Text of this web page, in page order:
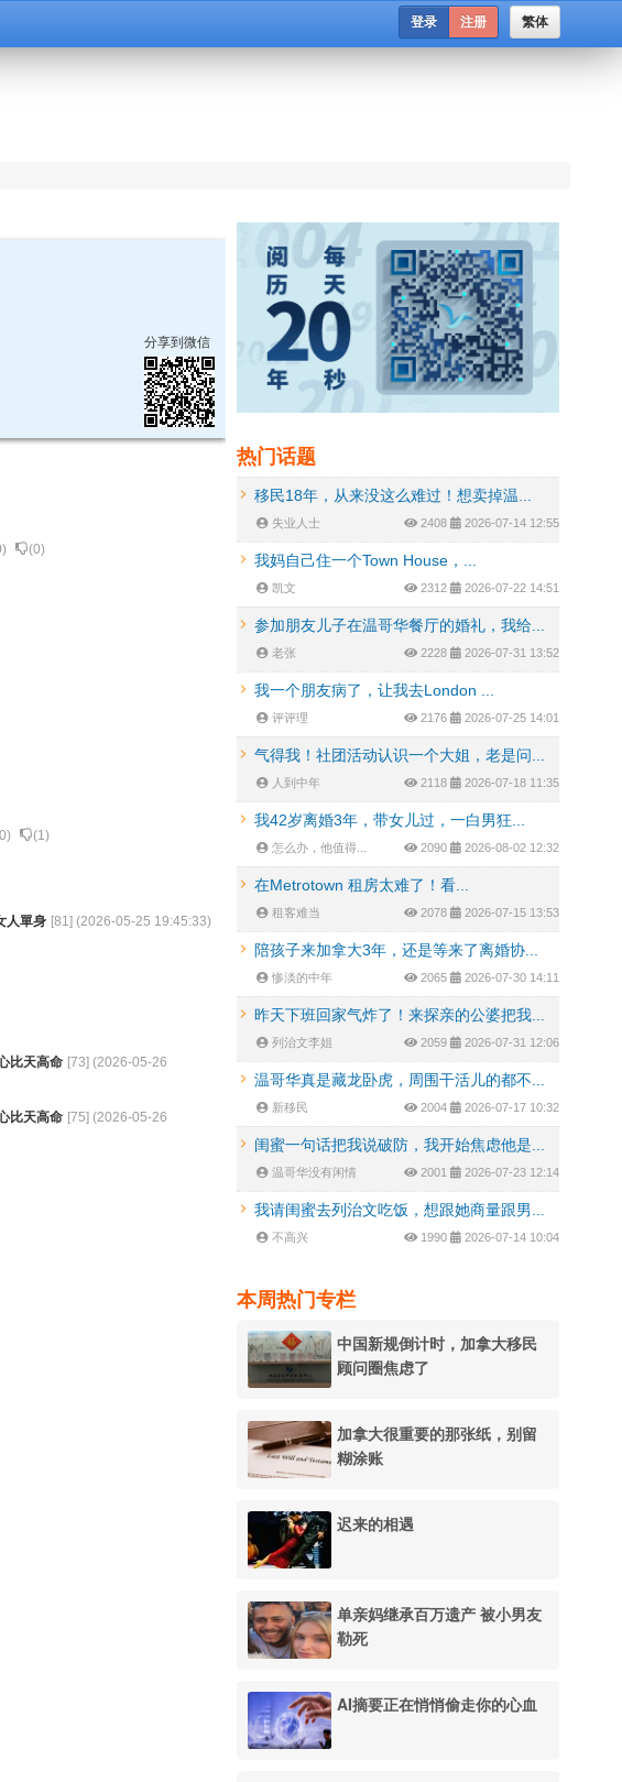
繁体
登录 注册
分享到微信
) (0)
0) (1)
人單身 [81] (2026-05-25 19:45:33)
比天高命 [73] (2026-05-26
比天高命 [75] (2026-05-26
热门话题
移民18年，从来没这么难过！想卖掉温...
失业人士 2408 2026-07-14 12:55
我妈自己住一个Town House，...
凯文 2312 2026-07-22 14:51
参加朋友儿子在温哥华餐厅的婚礼，我给...
老张 2228 2026-07-31 13:52
我一个朋友病了，让我去London ...
评评理 2176 2026-07-25 14:01
气得我！社团活动认识一个大姐，老是问...
人到中年 2118 2026-07-18 11:35
我42岁离婚3年，带女儿过，一白男狂...
怎么办，他值得... 2090 2026-08-02 12:32
在Metrotown 租房太难了！看...
租客难当 2078 2026-07-15 13:53
陪孩子来加拿大3年，还是等来了离婚协...
惨淡的中年 2065 2026-07-30 14:11
昨天下班回家气炸了！来探亲的公婆把我...
列治文李姐 2059 2026-07-31 12:06
温哥华真是藏龙卧虎，周围干活儿的都不...
新移民 2004 2026-07-17 10:32
闺蜜一句话把我说破防，我开始焦虑他是...
温哥华没有闲情 2001 2026-07-23 12:14
我请闺蜜去列治文吃饭，想跟她商量跟男...
不高兴 1990 2026-07-14 10:04
本周热门专栏
中国新规倒计时，加拿大移民
顾问圈焦虑了
加拿大很重要的那张纸，别留
糊涂账
迟来的相遇
单亲妈继承百万遗产 被小男友
勒死
AI摘要正在悄悄偷走你的心血